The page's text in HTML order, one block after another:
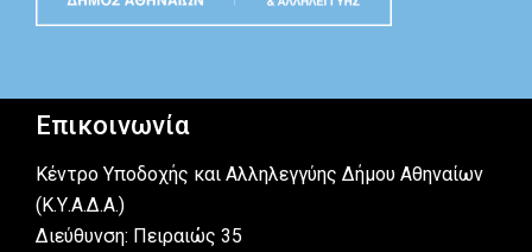
Επικοινωνία
Κέντρο Υποδοχής και Αλληλεγγύης Δήμου Αθηναίων
(Κ.Υ.Α.Δ.Α.)
Διεύθυνση: Πειραιώς 35